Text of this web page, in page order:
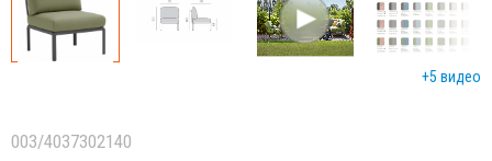
+5 видео
003/4037302140